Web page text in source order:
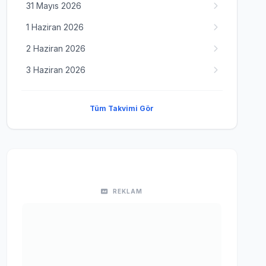
31 Mayıs 2026
1 Haziran 2026
2 Haziran 2026
3 Haziran 2026
Tüm Takvimi Gör
REKLAM